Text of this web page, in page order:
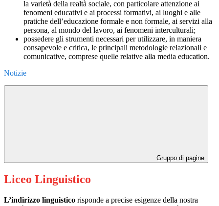
la varietà della realtà sociale, con particolare attenzione ai
fenomeni educativi e ai processi formativi, ai luoghi e alle
pratiche dell’educazione formale e non formale, ai servizi alla
persona, al mondo del lavoro, ai fenomeni interculturali;
possedere gli strumenti necessari per utilizzare, in maniera
consapevole e critica, le principali metodologie relazionali e
comunicative, comprese quelle relative alla media education.
Notizie
Gruppo di pagine
Liceo Linguistico
L’indirizzo linguistico risponde a precise esigenze della nostra